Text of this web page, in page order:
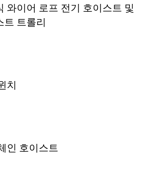
와이어 로프 전기 호이스트 및
트 트롤리
치
인 호이스트